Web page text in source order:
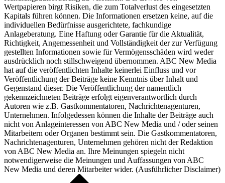
Wertpapieren birgt Risiken, die zum Totalverlust des eingesetzten
Kapitals führen können. Die Informationen ersetzen keine, auf die
individuellen Bedürfnisse ausgerichtete, fachkundige
Anlageberatung. Eine Haftung oder Garantie für die Aktualität,
Richtigkeit, Angemessenheit und Vollständigkeit der zur Verfügung
gestellten Informationen sowie für Vermögensschäden wird weder
ausdrücklich noch stillschweigend übernommen. ABC New Media
hat auf die veröffentlichten Inhalte keinerlei Einfluss und vor
Veröffentlichung der Beiträge keine Kenntnis über Inhalt und
Gegenstand dieser. Die Veröffentlichung der namentlich
gekennzeichneten Beiträge erfolgt eigenverantwortlich durch
Autoren wie z.B. Gastkommentatoren, Nachrichtenagenturen,
Unternehmen. Infolgedessen können die Inhalte der Beiträge auch
nicht von Anlageinteressen von ABC New Media und / oder seinen
Mitarbeitern oder Organen bestimmt sein. Die Gastkommentatoren,
Nachrichtenagenturen, Unternehmen gehören nicht der Redaktion
von ABC New Media an. Ihre Meinungen spiegeln nicht
notwendigerweise die Meinungen und Auffassungen von ABC
New Media und deren Mitarbeiter wider. (Ausführlicher Disclaimer)